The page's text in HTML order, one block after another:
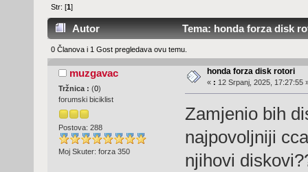
Str: [1]
Autor Tema: honda forza disk
0 Članova i 1 Gost pregledava ovu temu.
muzgavac
Tržnica : (0)
forumski biciklist
Postova: 288
Moj Skuter: forza 350
honda forza disk rotori
« : 12 Srpanj, 2025, 17:27:55
Zamjenio bih
najpovoljniji
njihovi